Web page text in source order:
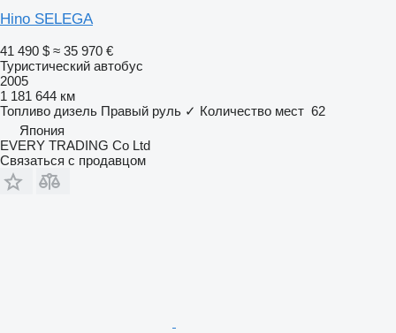
Hino SELEGA
41 490 $ ≈ 35 970 €
Туристический автобус
2005
1 181 644 км
Топливо дизель Правый руль ✓ Количество мест 62
Япония
EVERY TRADING Co Ltd
Связаться с продавцом